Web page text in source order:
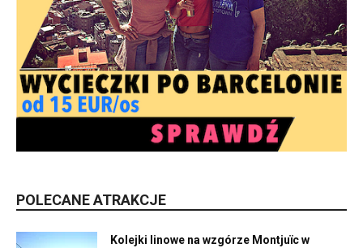
POLECANE ATRAKCJE
Kolejki linowe na wzgórze Montjuïc w